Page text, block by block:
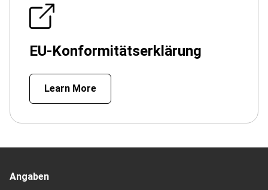
EU-Konformitätserklärung
Learn More
Angaben